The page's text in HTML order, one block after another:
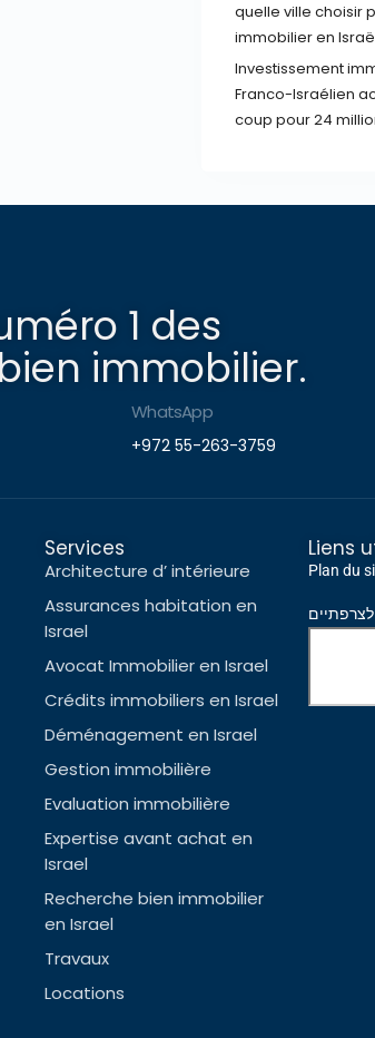
quelle ville choisir
immobilier en
Investissement
Franco-Israélien
coup pour 24
1 des
immobilier.
WhatsApp
+972 55-263-3759
Services
Architecture d’ intérieure
Assurances habitation en
Israel
Avocat Immobilier en Israel
Crédits immobiliers en Israel
Déménagement en Israel
Gestion immobilière
Evaluation immobilière
Expertise avant achat en
Israel
Recherche bien immobilier
en Israel
Travaux
Locations
Liens
Plan du